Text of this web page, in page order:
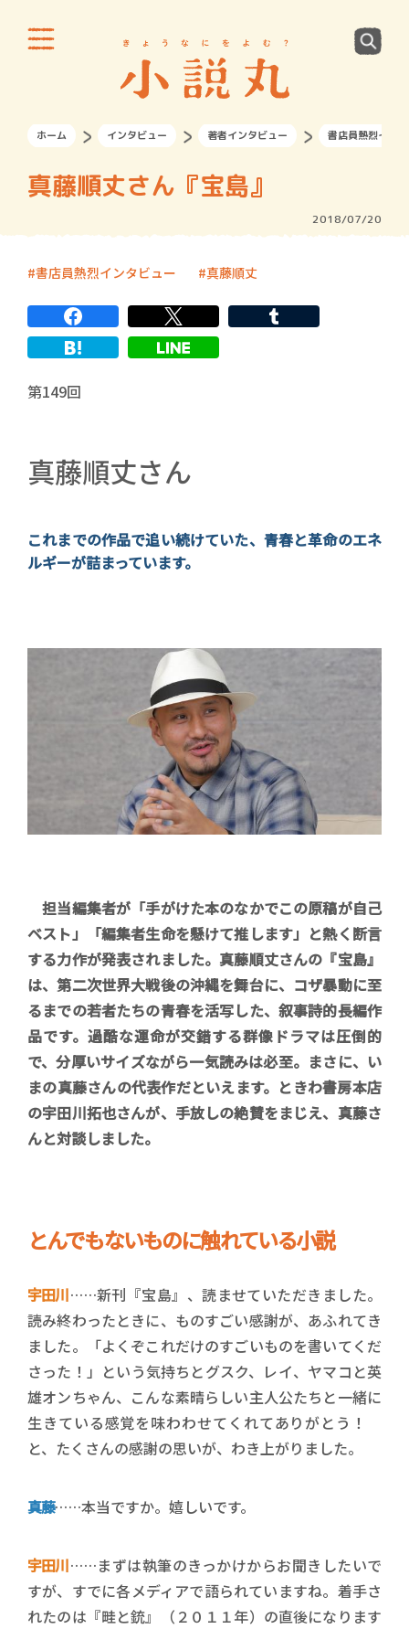
ホーム インタビュー 著者インタビュー 書店員熱烈イン
真藤順丈さん『宝島』
2018/07/20
書店員熱烈インタビュー 真藤順丈
連載回数
第149回
著者名
真藤順丈さん
3行アオリ
これまでの作品で追い続けていた、青春と革命のエネ
ルギーが詰まっています。
イントロ
担当編集者が「手がけた本のなかでこの原稿が自己
ベスト」「編集者生命を懸けて推します」と熱く断言
する力作が発表されました。真藤順丈さんの『宝島』
は、第二次世界大戦後の沖縄を舞台に、コザ暴動に至
るまでの若者たちの青春を活写した、叙事詩的長編作
品です。過酷な運命が交錯する群像ドラマは圧倒的
で、分厚いサイズながら一気読みは必至。まさに、い
まの真藤さんの代表作だといえます。ときわ書房本店
の宇田川拓也さんが、手放しの絶賛をまじえ、真藤さ
んと対談しました。
とんでもないものに触れている小説
宇田川……新刊『宝島』、読ませていただきました。
読み終わったときに、ものすごい感謝が、あふれてき
ました。「よくぞこれだけのすごいものを書いてくだ
さった！」という気持ちとグスク、レイ、ヤマコと英
雄オンちゃん、こんな素晴らしい主人公たちと一緒に
生きている感覚を味わわせてくれてありがとう！
と、たくさんの感謝の思いが、わき上がりました。
真藤……本当ですか。嬉しいです。
宇田川……まずは執筆のきっかけからお聞きしたいで
すが、すでに各メディアで語られていますね。着手さ
れたのは『畦と銃』（２０１１年）の直後になります